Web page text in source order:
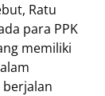
Ratu
para PPK
memiliki